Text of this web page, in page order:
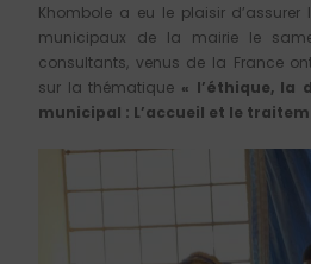
Khombole a eu le plaisir
municipaux de la mairie le
consultants, venus de la France
sur la thématique « l’éthique, la
municipal : L’accueil et le